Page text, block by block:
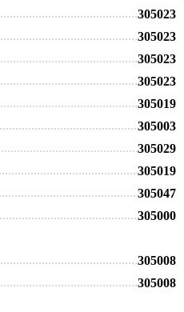
305023
305023
305023
305023
305019
305003
305029
305019
305047
305000
305008
305008